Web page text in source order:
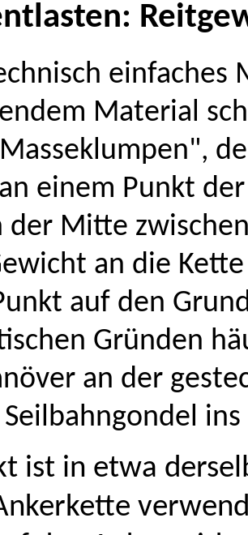
einfaches
Material
einem Punkt
der Mitte
an die
auf den
Gründen
an der
ins
ist in etwa